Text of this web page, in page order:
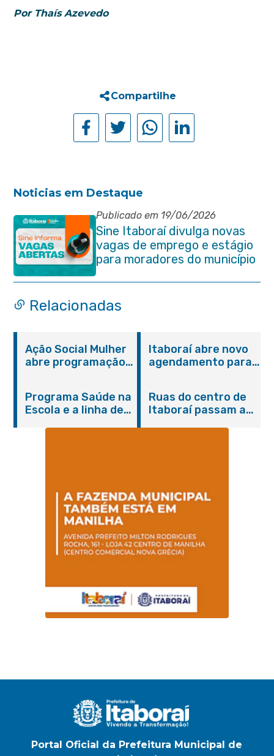
Por Thaís Azevedo
Compartilhe
Noticias em Destaque
Publicado em 19/06/2026
Sine Itaboraí divulga novas
vagas de emprego e estágio
para moradores do município
Relacionadas
Ação Social Mulher
abre programação
serviços gratuitos e
orientações
Itaboraí abre novo
agendamento para
Programa Saúde na
Escola e a linha de
Magalhães Seabra
Ruas do centro de
Itaboraí passam a
Portal Oficial da Prefeitura Municipal de